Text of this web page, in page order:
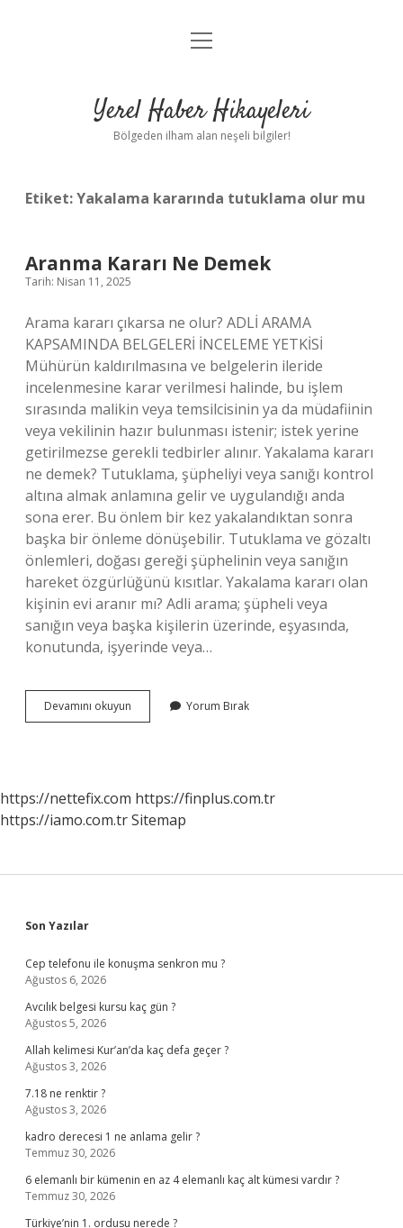
Anasayfa
Yasal Uyarı
menüyü
Yerel Haber Hikayeleri
Bölgeden ilham alan neşeli bilgiler!
Etiket:Yakalama kararında tutuklama olur mu
Aranma Kararı Ne Demek
Tarih: Nisan 11, 2025
Arama kararı çıkarsa ne olur? ADLİ ARAMA
KAPSAMINDA BELGELERİ İNCELEME YETKİSİ
Mühürün kaldırılmasına ve belgelerin ileride
incelenmesine karar verilmesi halinde, bu işlem
sırasında malikin veya temsilcisinin ya da müdafiinin
veya vekilinin hazır bulunması istenir; istek yerine
getirilmezse gerekli tedbirler alınır. Yakalama kararı
ne demek? Tutuklama, şüpheliyi veya sanığı kontrol
altına almak anlamına gelir ve uygulandığı anda
sona erer. Bu önlem bir kez yakalandıktan sonra
başka bir önleme dönüşebilir. Tutuklama ve gözaltı
önlemleri, doğası gereği şüphelinin veya sanığın
hareket özgürlüğünü kısıtlar. Yakalama kararı olan
kişinin evi aranır mı? Adli arama; şüpheli veya
sanığın veya başka kişilerin üzerinde, eşyasında,
konutunda, işyerinde veya…
Devamını okuyun Aranma
Kararı
Yorum Bırak
https://nettefix.com https://finplus.com.tr
https://iamo.com.trSitemap
Sidebar
Son Yazılar
Cep telefonu ile konuşma senkron mu ?
Ağustos 6, 2026
Avcılık belgesi kursu kaç gün ?
Ağustos 5, 2026
Allah kelimesi Kur’an’da kaç defa geçer ?
Ağustos 3, 2026
7.18 ne renktir ?
Ağustos 3, 2026
kadro derecesi 1 ne anlama gelir ?
Temmuz 30, 2026
6 elemanlı bir kümenin en az 4 elemanlı kaç alt kümesi vardır ?
Temmuz 30, 2026
Türkiye’nin 1. ordusu nerede ?